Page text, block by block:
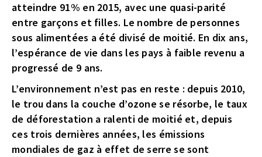
atteindre 91% en 2015, avec une quasi-parité
entre garçons et filles. Le nombre de personnes
sous alimentées a été divisé de moitié. En dix ans,
l’espérance de vie dans les pays à faible revenu a
progressé de 9 ans.
L’environnement n’est pas en reste : depuis 2010,
le trou dans la couche d’ozone se résorbe, le taux
de déforestation a ralenti de moitié et, depuis
ces trois dernières années, les émissions
mondiales de gaz à effet de serre se sont